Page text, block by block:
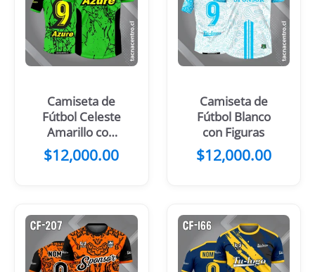
Camiseta de
Fútbol Celeste
Amarillo con
mangas negras
$12,000.00
Camiseta de
Fútbol Blanco
con Figuras
$12,000.00